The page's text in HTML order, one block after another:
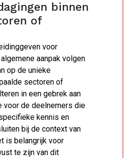
binnen
of
voor
aanpak volgen
op de unieke
sectoren of
in een gebrek aan
voor de deelnemers die
kennis en
bij de context van
is belangrijk voor
te zijn van dit